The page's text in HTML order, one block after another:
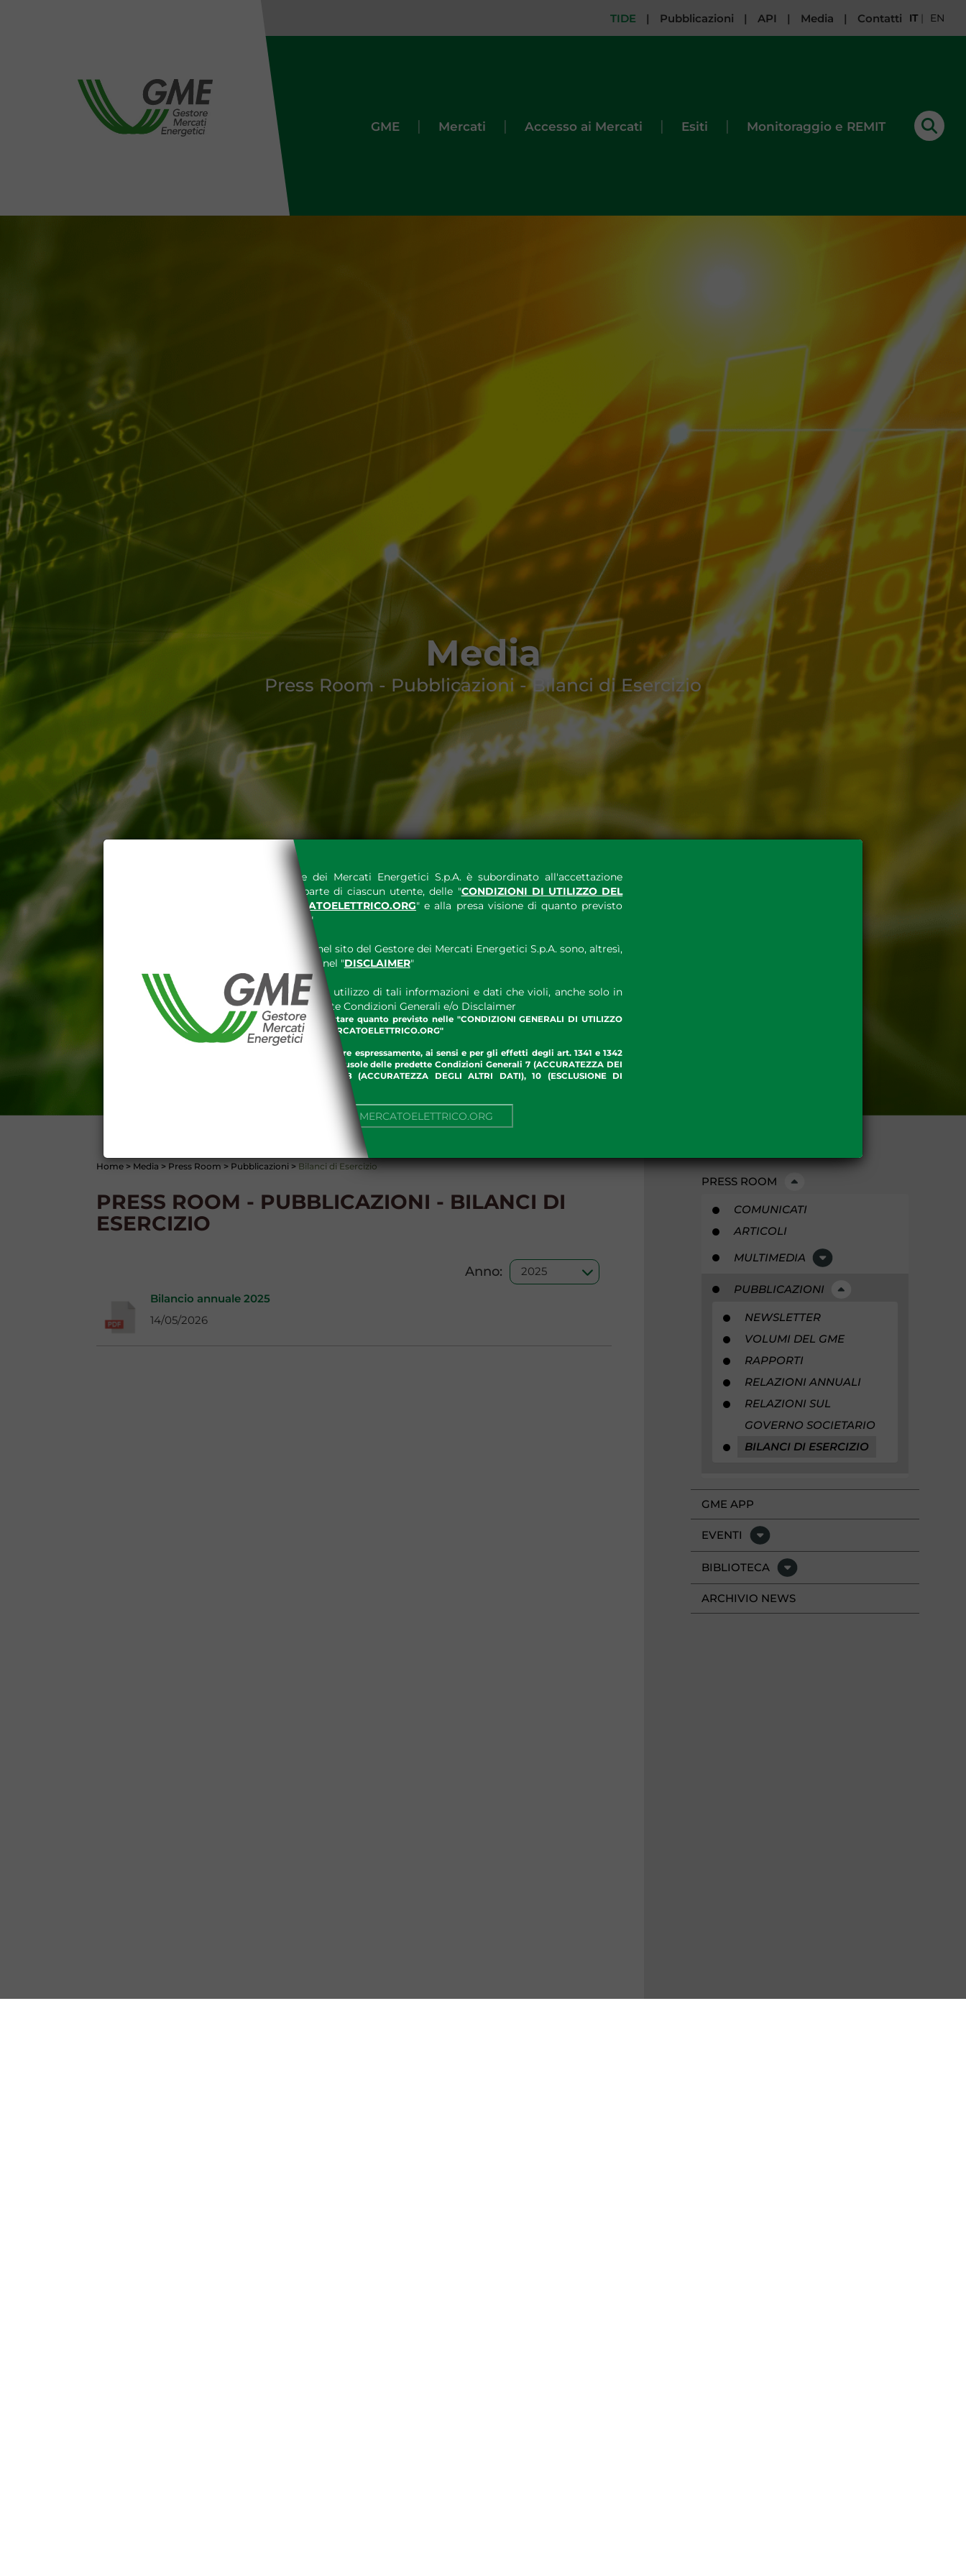
L'accesso al sito del Gestore dei Mercati Energetici S.p.A. è subordinato all'accettazione
espressa e senza riserve, da parte di ciascun utente, delle "CONDIZIONI DI UTILIZZO DEL
SITO INTERNET WWW.MERCATOELETTRICO.ORG" e alla presa visione di quanto previsto
"
Le informazioni e i dati presenti nel sito del Gestore dei Mercati Energetici S.p.A. sono, altresì,
tutelati secondo quanto previsto nel "DISCLAIMER"
E' espressamente vietato qualsiasi utilizzo di tali informazioni e dati che violi, anche solo in
parte, quanto previsto nelle suddette Condizioni Generali e/o Disclaimer
Dichiaro di conoscere e accettare quanto previsto nelle "CONDIZIONI GENERALI DI UTILIZZO
DEL SITO INTERNET WWW.MERCATOELETTRICO.ORG"
Dichiaro di conoscere e accettare espressamente, ai sensi e per gli effetti degli art. 1341 e 1342
del codice civile, le seguenti clausole delle predette Condizioni Generali 7 (ACCURATEZZA DEI
DATI PUBBLICATI DAL GME), 8 (ACCURATEZZA DEGLI ALTRI DATI), 10 (ESCLUSIONE DI
CONTINUA SU MERCATOELETTRICO.ORG
TIDE | Pubblicazioni | API | Media | Contatti IT | EN
GME | Mercati | Accesso ai Mercati | Esiti | Monitoraggio e REMIT
Media
Press Room - Pubblicazioni - Bilanci di Esercizio
Home > Media > Press Room > Pubblicazioni > Bilanci di Esercizio
PRESS ROOM - PUBBLICAZIONI - BILANCI DI
ESERCIZIO
Anno:
Bilancio annuale 2025
14/05/2026
PRESS ROOM
COMUNICATI
ARTICOLI
MULTIMEDIA
PUBBLICAZIONI
NEWSLETTER
VOLUMI DEL GME
RAPPORTI
RELAZIONI ANNUALI
RELAZIONI SUL
GOVERNO SOCIETARIO
BILANCI DI ESERCIZIO
GME APP
EVENTI
BIBLIOTECA
ARCHIVIO NEWS